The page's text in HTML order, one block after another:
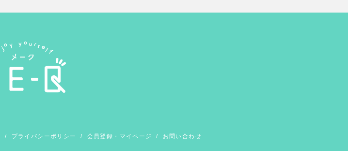
/ プライバシーポリシー / 会員登録・マイページ / お問い合わせ